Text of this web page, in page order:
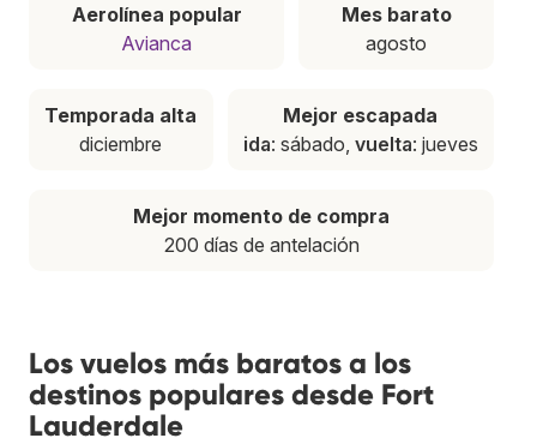
Aerolínea popular
Avianca
Mes barato
agosto
Temporada alta
diciembre
Mejor escapada
ida: sábado, vuelta: jueves
Mejor momento de compra
200 días de antelación
Los vuelos más baratos a los
destinos populares desde Fort
Lauderdale